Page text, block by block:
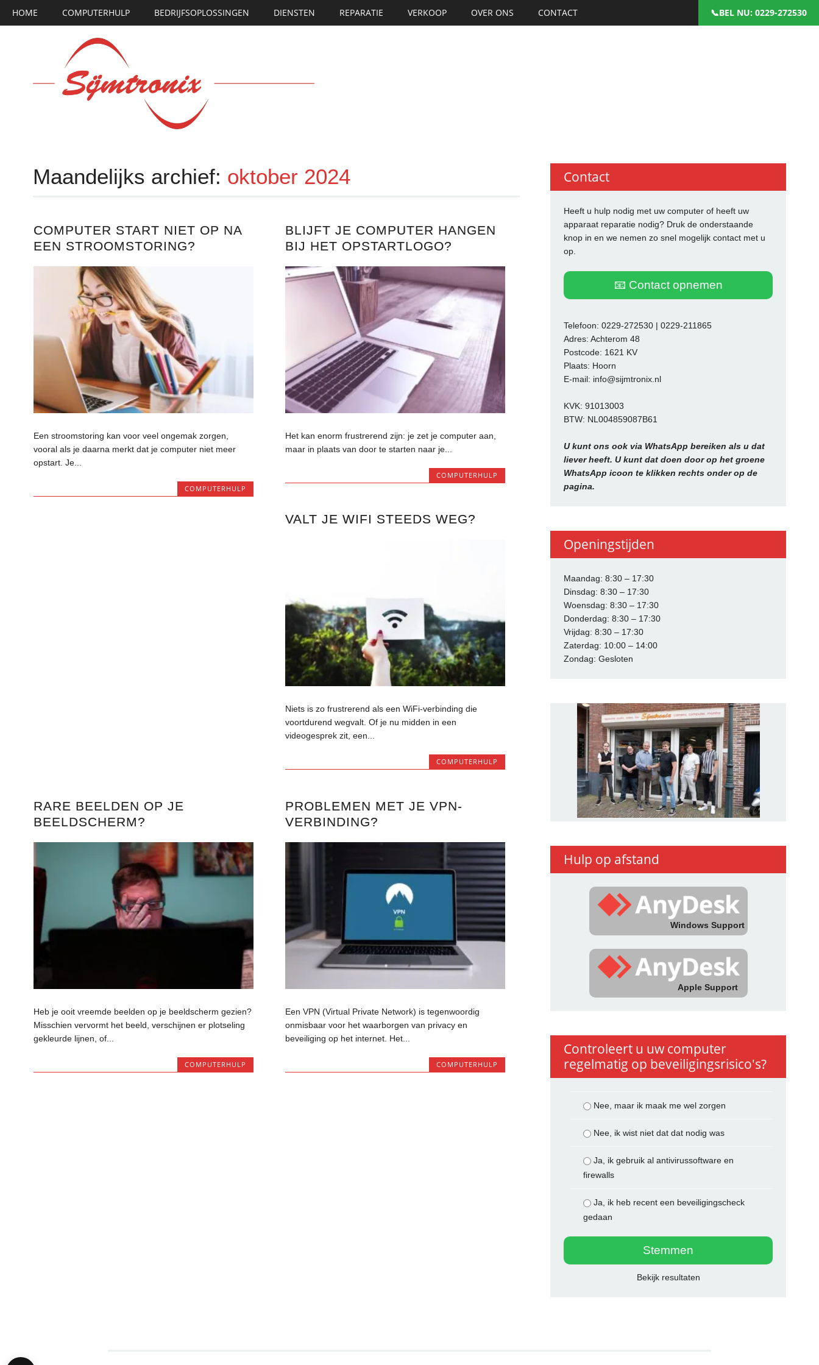
Hoofdmenu
HOME COMPUTERHULP BEDRIJFSOPLOSSINGEN DIENSTEN REPARATIE VERKOOP OVER ONS CONTACT : 0229-272530
Maandelijks archief: oktober 2024
COMPUTER START NIET OP NA
EEN STROOMSTORING?
Een stroomstoring kan voor veel ongemak zorgen,
vooral als je daarna merkt dat je computer niet meer
opstart. Je...
COMPUTERHULP
BLIJFT JE COMPUTER HANGEN
BIJ HET OPSTARTLOGO?
Het kan enorm frustrerend zijn: je zet je computer aan,
maar in plaats van door te starten naar je...
COMPUTERHULP
VALT JE WIFI STEEDS WEG?
Niets is zo frustrerend als een WiFi-verbinding die
voortdurend wegvalt. Of je nu midden in een
videogesprek zit, een...
COMPUTERHULP
RARE BEELDEN OP JE
BEELDSCHERM?
Heb je ooit vreemde beelden op je beeldscherm gezien?
Misschien vervormt het beeld, verschijnen er plotseling
gekleurde lijnen, of...
COMPUTERHULP
PROBLEMEN MET JE VPN-
VERBINDING?
Een VPN (Virtual Private Network) is tegenwoordig
onmisbaar voor het waarborgen van privacy en
beveiliging op het internet. Het...
COMPUTERHULP
Contact
Heeft u hulp nodig met uw computer of heeft uw
apparaat reparatie nodig? Druk de onderstaande
knop in en we nemen zo snel mogelijk contact met u
op.
📧 Contact opnemen
Telefoon: 0229-272530 | 0229-211865
Adres: Achterom 48
Postcode: 1621 KV
Plaats: Hoorn
E-mail: info@sijmtronix.nl
KVK: 91013003
BTW: NL004859087B61
U kunt ons ook via WhatsApp bereiken als u dat
liever heeft. U kunt dat doen door op het groene
WhatsApp icoon te klikken rechts onder op de
pagina.
Openingstijden
Maandag: 8:30 – 17:30
Dinsdag: 8:30 – 17:30
Woensdag: 8:30 – 17:30
Donderdag: 8:30 – 17:30
Vrijdag: 8:30 – 17:30
Zaterdag: 10:00 – 14:00
Zondag: Gesloten
Hulp op afstand
Windows Support
Apple Support
Controleert u uw computer
regelmatig op beveiligingsrisico's?
Nee, maar ik maak me wel zorgen
Nee, ik wist niet dat dat nodig was
Ja, ik gebruik al antivirussoftware en
firewalls
Ja, ik heb recent een beveiligingscheck
gedaan
Bekijk resultaten